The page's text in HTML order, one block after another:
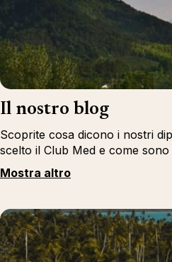
Il nostro blog
Scoprite cosa dicono i nostri
scelto il Club Med e come
Mostra altro